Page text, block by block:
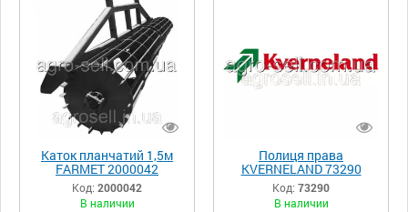
Каток планчатий 1,5м
FARMET 2000042
Код: 2000042
В наличии
Полиця права
KVERNELAND 73290
Код: 73290
В наличии